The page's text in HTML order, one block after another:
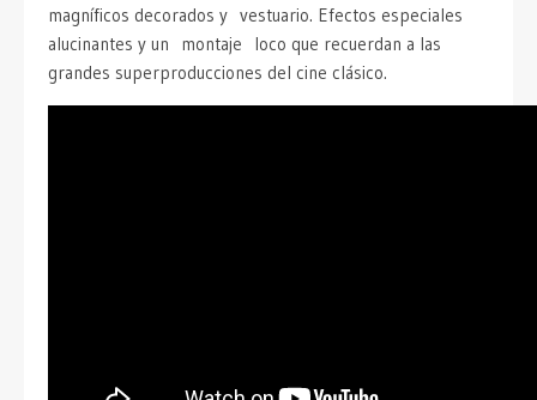
magníficos decorados y vestuario. Efectos especiales
alucinantes y un montaje loco que recuerdan a las
grandes superproducciones del cine clásico.